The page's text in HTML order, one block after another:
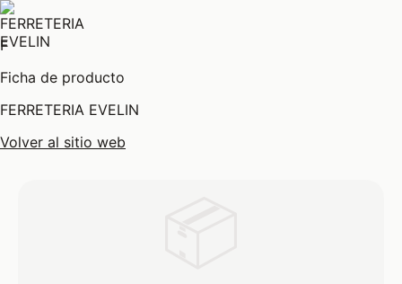
F
Ficha de producto
FERRETERIA EVELIN
Volver al sitio web